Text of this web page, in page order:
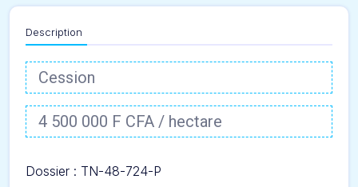
Description
Cession
4 500 000 F CFA / hectare
Dossier : TN-48-724-P